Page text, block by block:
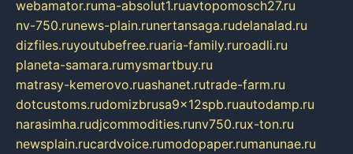
webamator.ruma-absolut1.ruavtopomosch27.ru
nv-750.runews-plain.runertansaga.rudelanalad.ru
dizfiles.ruyoutubefree.ruaria-family.ruroadli.ru
planeta-samara.rumysmartbuy.ru
matrasy-kemerovo.ruashanet.rutrade-farm.ru
dotcustoms.rudomizbrusa9x12spb.ruautodamp.ru
narasimha.rudjcommodities.runv750.rux-ton.ru
newsplain.rucardvoice.rumodopaper.rumanunae.ru